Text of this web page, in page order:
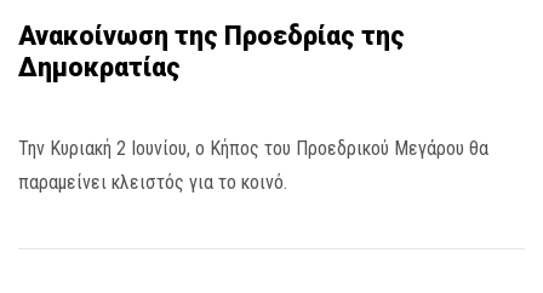
Ανακοίνωση της Προεδρίας της
Δημοκρατίας
Την Κυριακή 2 Ιουνίου, ο Κήπος του Προεδρικού Μεγάρου θα
παραμείνει κλειστός για το κοινό.